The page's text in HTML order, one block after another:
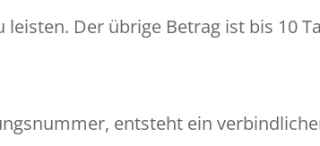
Der übrige Betrag ist bis 10
entsteht ein